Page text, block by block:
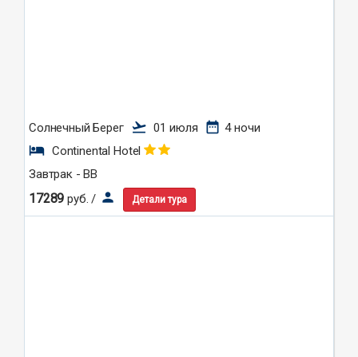
Солнечный Берег flight_takeoff 01 июля date_range 4 ночи
hotel Continental Hotel
Завтрак - BB
17289 руб. / person Детали тура